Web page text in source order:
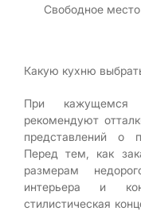
Свободное
Какую кухню
При кажущемся
рекомендуют
представлений о
Перед тем, как
размерам
интерьера и
стилистическая